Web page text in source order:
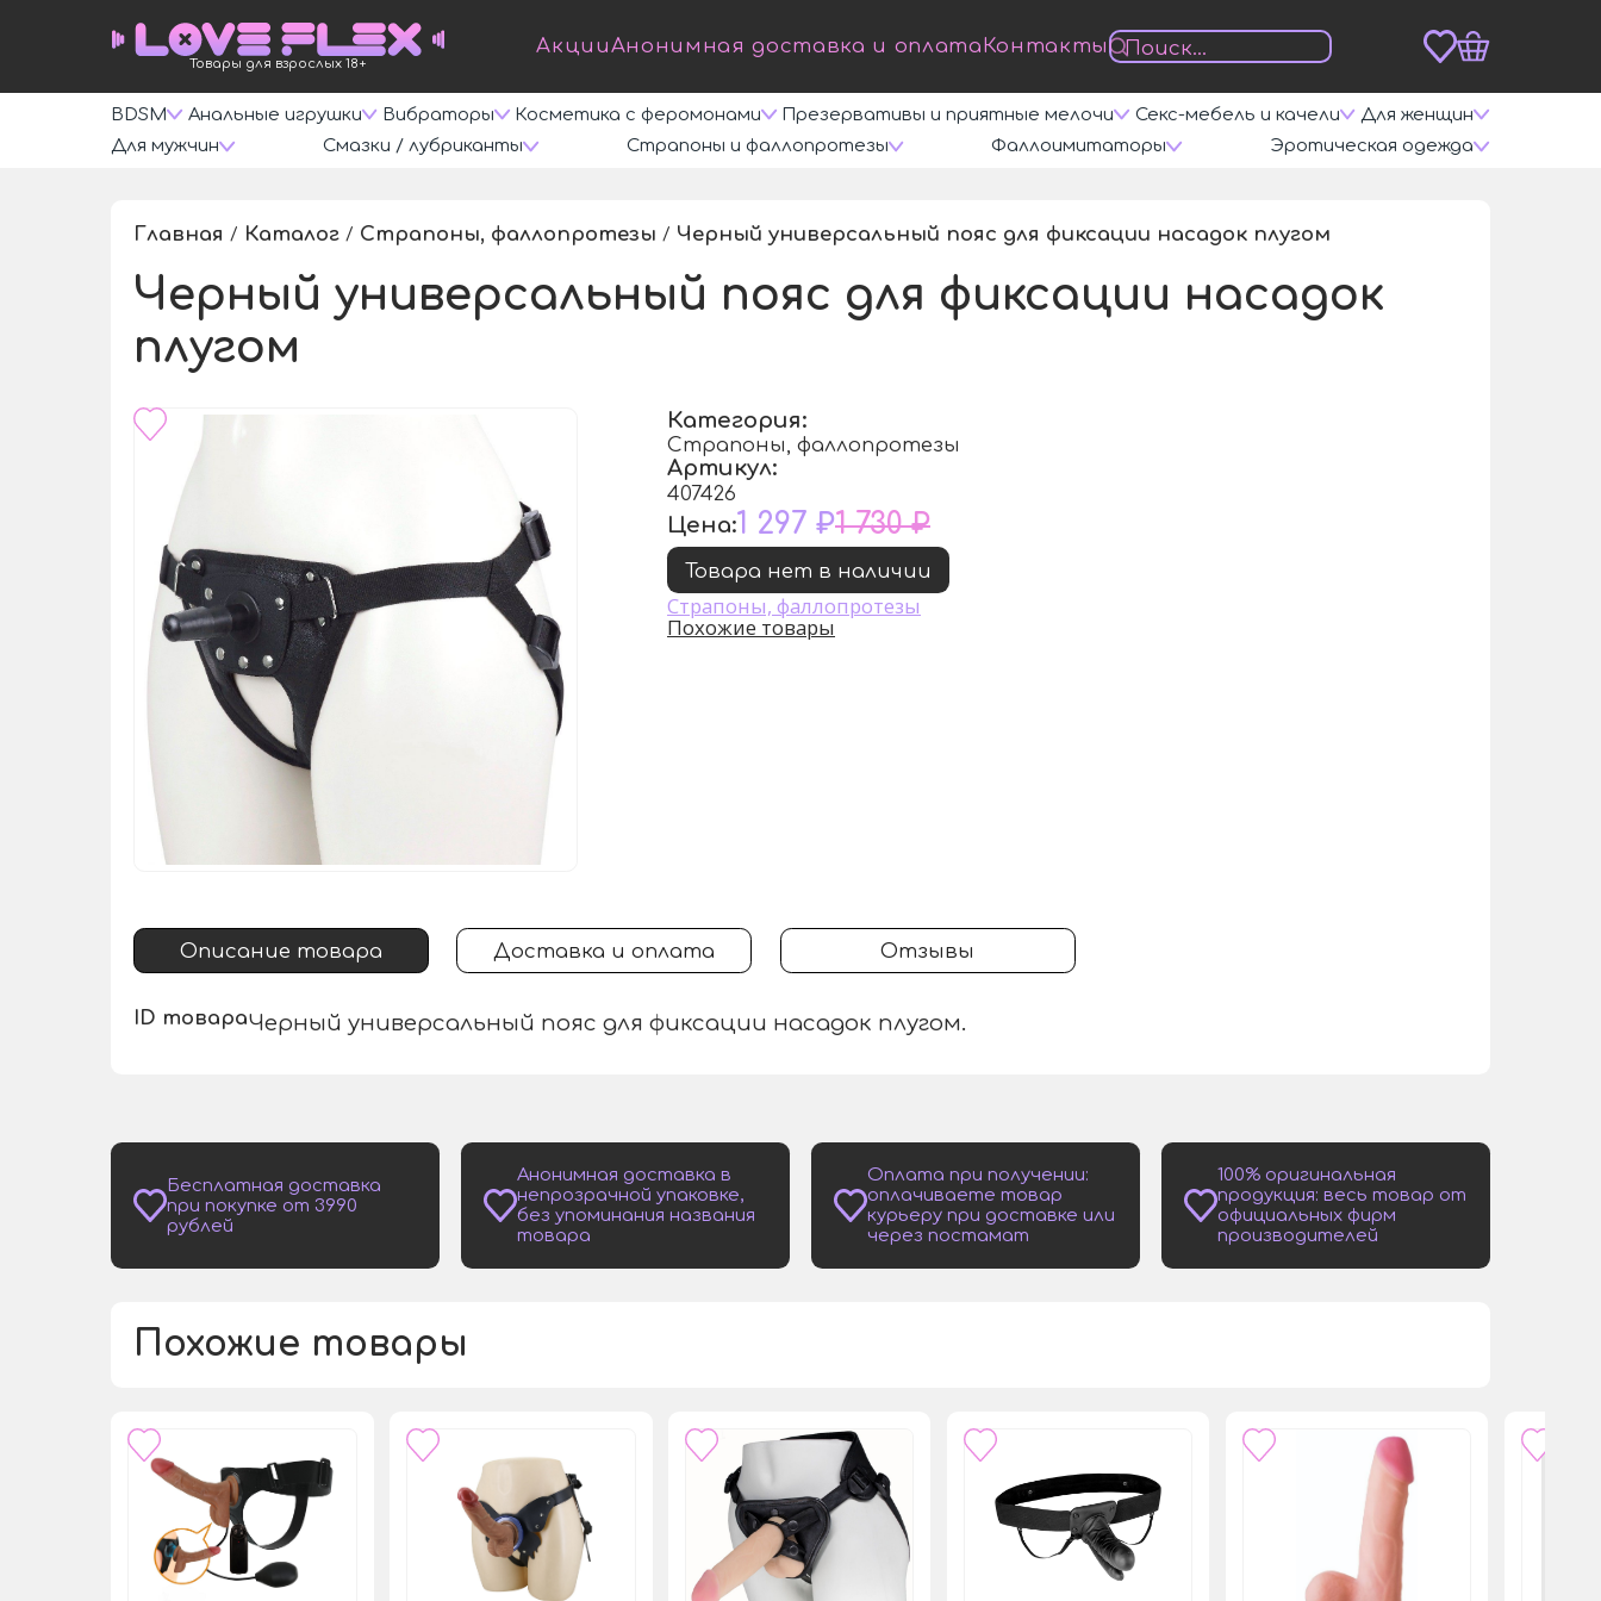
Товары для взрослых 18+
АкцииАнонимная доставка и оплата Контакты
BDSM Анальные игрушки Вибраторы Косметика с феромонами Презервативы и приятные мелочи Секс-мебель и качели
Для женщин
Для мужчин
Смазки / лубриканты Страпоны и фаллопротезы Фаллоимитаторы Эротическая одежда
Главная / Каталог / Страпоны, фаллопротезы / Черный универсальный пояс для фиксации насадок плугом
Черный универсальный пояс для фиксации насадок
плугом
Категория:
Страпоны, фаллопротезы
Артикул:
407426
Цена:1 297 ₽1 730 ₽
Товара нет в наличии
Страпоны, фаллопротезы
Похожие товары
Описание товара Доставка и оплата Отзывы
ID товараЧерный универсальный пояс для фиксации насадок плугом.
Бесплатная доставка
при покупке от 3990
рублей
Анонимная доставка в
непрозрачной упаковке,
без упоминания названия
товара
Оплата при получении:
оплачиваете товар
курьеру при доставке или
через постамат
100% оригинальная
продукция: весь товар от
официальных фирм
производителей
Похожие товары